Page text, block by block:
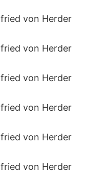
von Herder
von Herder
von Herder
von Herder
von Herder
von Herder